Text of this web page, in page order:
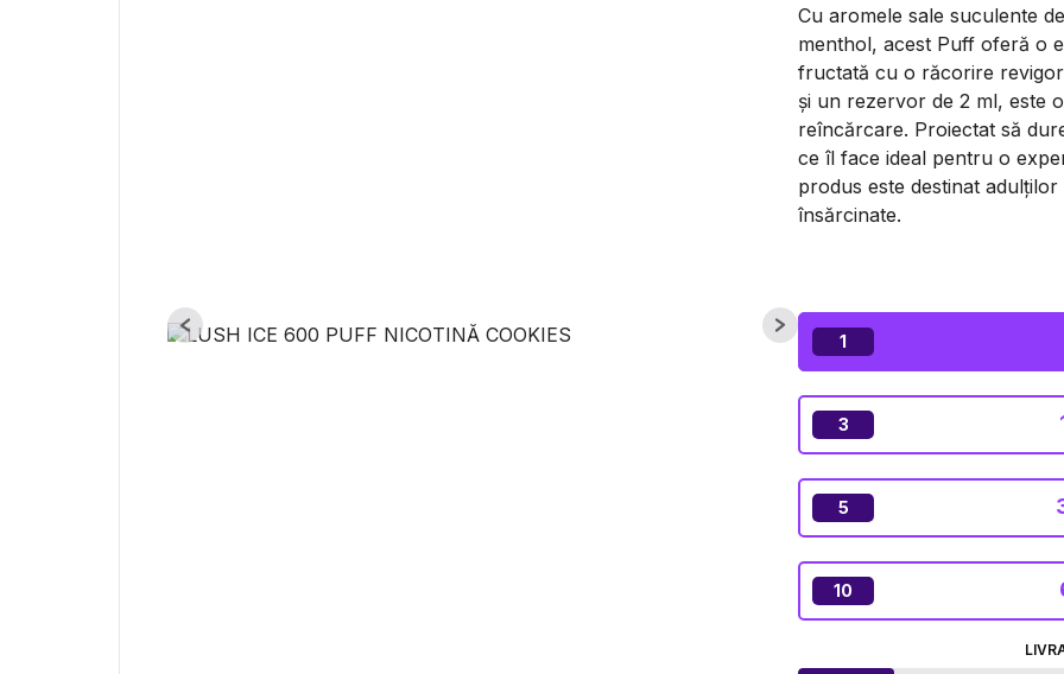
Cu aromele sale suculente
menthol, acest Puff oferă o
fructată cu o răcorire
și un rezervor de 2 ml, este
reîncărcare. Proiectat să
ce îl face ideal pentru o
produs este destinat
însărcinate.
1
3
5
10